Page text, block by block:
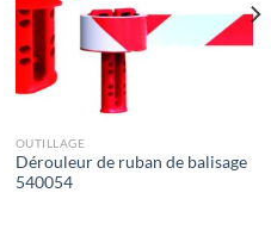
OUTILLAGE
Dérouleur de ruban de balisage
540054